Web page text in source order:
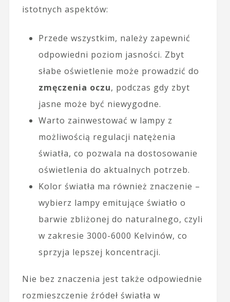
istotnych aspektów:
Przede wszystkim, należy zapewnić
odpowiedni poziom jasności. Zbyt
słabe oświetlenie może prowadzić do
zmęczenia oczu, podczas gdy zbyt
jasne może być niewygodne.
Warto zainwestować w lampy z
możliwością regulacji natężenia
światła, co pozwala na dostosowanie
oświetlenia do aktualnych potrzeb.
Kolor światła ma również znaczenie –
wybierz lampy emitujące światło o
barwie zbliżonej do naturalnego, czyli
w zakresie 3000-6000 Kelvinów, co
sprzyja lepszej koncentracji.
Nie bez znaczenia jest także odpowiednie
rozmieszczenie źródeł światła w